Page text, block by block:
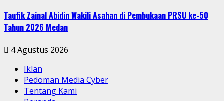
Taufik Zainal Abidin Wakili Asahan di Pembukaan PRSU ke-50
Tahun 2026 Medan
4 Agustus 2026
Iklan
Pedoman Media Cyber
Tentang Kami